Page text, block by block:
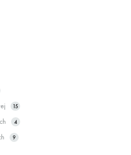
15
4
9